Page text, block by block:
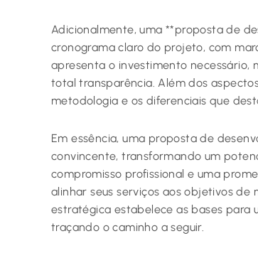
Adicionalmente, uma **proposta de
cronograma claro do projeto, com
apresenta o investimento necessário,
total transparência. Além dos
metodologia e os diferenciais que
Em essência, uma proposta de
convincente, transformando um
compromisso profissional e uma
alinhar seus serviços aos objetivos
estratégica estabelece as bases para
traçando o caminho a seguir.